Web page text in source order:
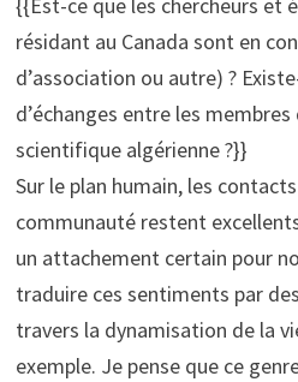
résidant au Canada sont en
d’association ou autre) ?
d’échanges entre les
scientifique algérienne ?}}
Sur le plan humain, les
communauté restent
un attachement certain pour
traduire ces sentiments par
travers la dynamisation de la
exemple. Je pense que ce